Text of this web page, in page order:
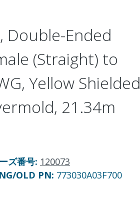
Double-Ended
(Straight) to
Yellow Shielded
21.34m
ズ番号: 120073
OLD PN: 773030A03F700